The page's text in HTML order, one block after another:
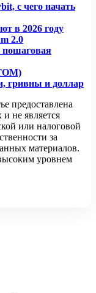
с чего начать
в 2026 году
2.0
пошаговая
гривны и доллар
предоставлена
не является
или налоговой
за
материалов.
уровнем